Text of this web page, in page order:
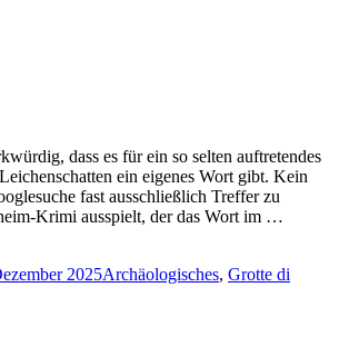
dass es für ein so selten auftretendes
ein eigenes Wort gibt. Kein
fast ausschließlich Treffer zu
Krimi ausspielt, der das Wort im …
2025Kategorien
Archäologisches, Grotte di